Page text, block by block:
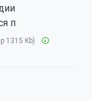
п
1315 Kb)